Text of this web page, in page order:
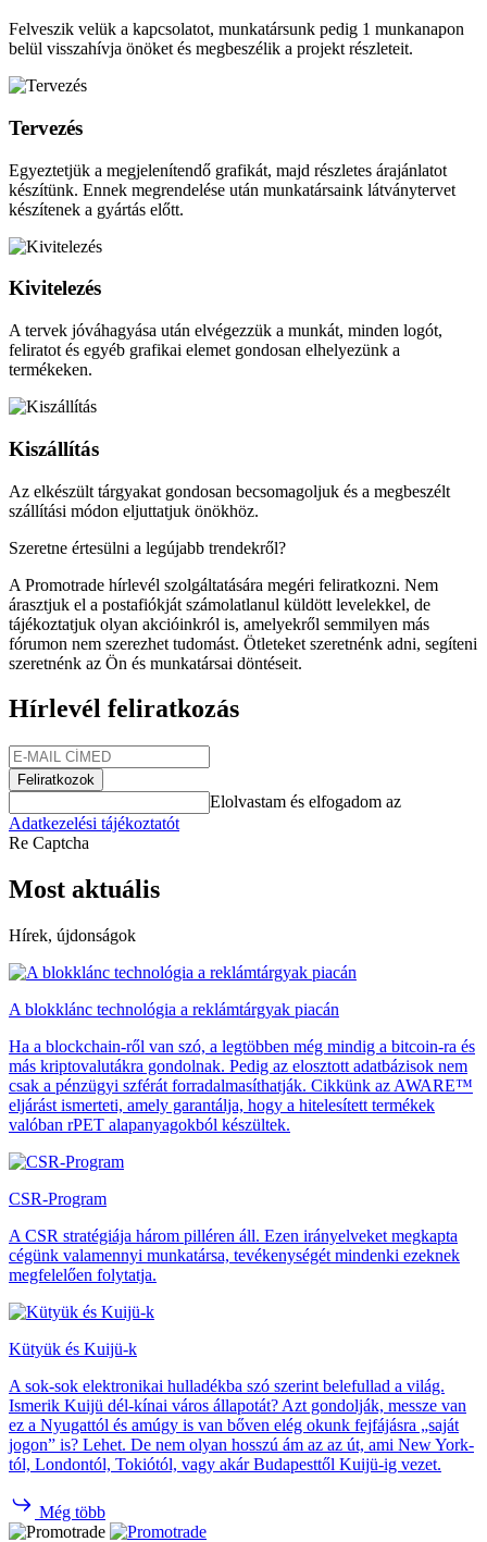
Felveszik velük a kapcsolatot, munkatársunk pedig 1 munkanapon
belül visszahívja önöket és megbeszélik a projekt részleteit.
Tervezés
Egyeztetjük a megjelenítendő grafikát, majd részletes árajánlatot
készítünk. Ennek megrendelése után munkatársaink látványtervet
készítenek a gyártás előtt.
Kivitelezés
A tervek jóváhagyása után elvégezzük a munkát, minden logót,
feliratot és egyéb grafikai elemet gondosan elhelyezünk a
termékeken.
Kiszállítás
Az elkészült tárgyakat gondosan becsomagoljuk és a megbeszélt
szállítási módon eljuttatjuk önökhöz.
Szeretne értesülni a legújabb trendekről?
A Promotrade hírlevél szolgáltatására megéri feliratkozni. Nem
árasztjuk el a postafiókját számolatlanul küldött levelekkel, de
tájékoztatjuk olyan akcióinkról is, amelyekről semmilyen más
fórumon nem szerezhet tudomást. Ötleteket szeretnénk adni, segíteni
szeretnénk az Ön és munkatársai döntéseit.
Hírlevél feliratkozás
Feliratkozok
Elolvastam és elfogadom az
Adatkezelési tájékoztatót
Re Captcha
Most aktuális
Hírek, újdonságok
A blokklánc technológia a reklámtárgyak piacán
Ha a blockchain-ről van szó, a legtöbben még mindig a bitcoin-ra és
más kriptovalutákra gondolnak. Pedig az elosztott adatbázisok nem
csak a pénzügyi szférát forradalmasíthatják. Cikkünk az AWARE™
eljárást ismerteti, amely garantálja, hogy a hitelesített termékek
valóban rPET alapanyagokból készültek.
CSR-Program
A CSR stratégiája három pilléren áll. Ezen irányelveket megkapta
cégünk valamennyi munkatársa, tevékenységét mindenki ezeknek
megfelelően folytatja.
Kütyük és Kuijü-k
A sok-sok elektronikai hulladékba szó szerint belefullad a világ.
Ismerik Kuijü dél-kínai város állapotát? Azt gondolják, messze van
ez a Nyugattól és amúgy is van bőven elég okunk fejfájásra „saját
jogon” is? Lehet. De nem olyan hosszú ám az az út, ami New York-
tól, Londontól, Tokiótól, vagy akár Budapesttől Kuijü-ig vezet.
Még több